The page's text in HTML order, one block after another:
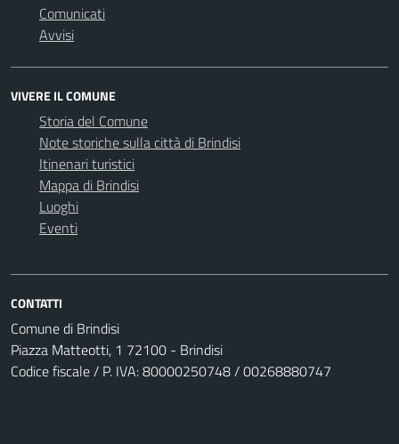
Comunicati
Avvisi
VIVERE IL COMUNE
Storia del Comune
Note storiche sulla città di Brindisi
Itinenari turistici
Mappa di Brindisi
Luoghi
Eventi
CONTATTI
Comune di Brindisi
Piazza Matteotti, 1 72100 - Brindisi
Codice fiscale / P. IVA: 80000250748 / 00268880747